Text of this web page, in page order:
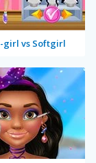
girl vs Softgirl